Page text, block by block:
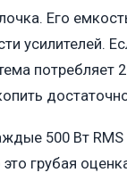
Его
усилителей.
потребляет
500 Вт
грубая